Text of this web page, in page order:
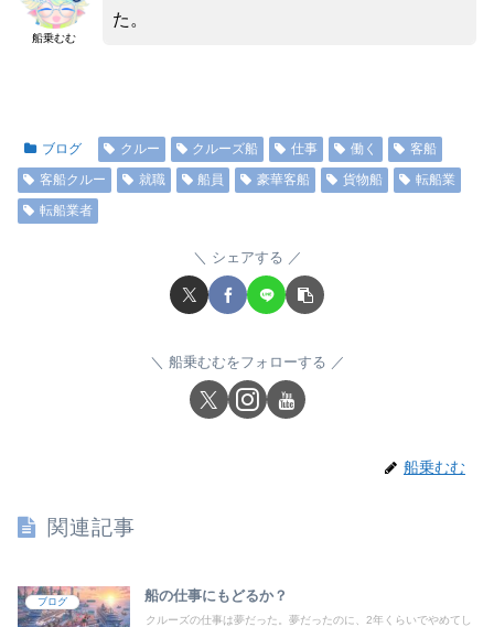
船乗むむ
た。
ブログ クルー クルーズ船 仕事 働く
客船
客船クルー
就職 船員 豪華客船 貨物船
転船業
転船業者
シェアする
船乗むむをフォローする
船乗むむ
関連記事
ブログ 船の仕事にもどるか？
クルーズの仕事は夢だった。夢だったのに、2年くらいでやめてし